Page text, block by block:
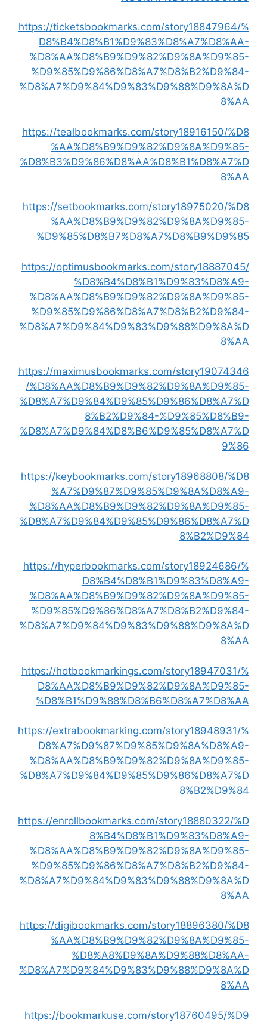
https://ticketsbookmarks.com/story18847964/%
D8%B4%D8%B1%D9%83%D8%A7%D8%AA-
%D8%AA%D8%B9%D9%82%D9%8A%D9%85-
%D9%85%D9%86%D8%A7%D8%B2%D9%84-
%D8%A7%D9%84%D9%83%D9%88%D9%8A%D
8%AA
https://tealbookmarks.com/story18916150/%D8
%AA%D8%B9%D9%82%D9%8A%D9%85-
%D8%B3%D9%86%D8%AA%D8%B1%D8%A7%D
8%AA
https://setbookmarks.com/story18975020/%D8
%AA%D8%B9%D9%82%D9%8A%D9%85-
%D9%85%D8%B7%D8%A7%D8%B9%D9%85
https://optimusbookmarks.com/story18887045/
%D8%B4%D8%B1%D9%83%D8%A9-
%D8%AA%D8%B9%D9%82%D9%8A%D9%85-
%D9%85%D9%86%D8%A7%D8%B2%D9%84-
%D8%A7%D9%84%D9%83%D9%88%D9%8A%D
8%AA
https://maximusbookmarks.com/story19074346
/%D8%AA%D8%B9%D9%82%D9%8A%D9%85-
%D8%A7%D9%84%D9%85%D9%86%D8%A7%D
8%B2%D9%84-%D9%85%D8%B9-
%D8%A7%D9%84%D8%B6%D9%85%D8%A7%D
9%86
https://keybookmarks.com/story18968808/%D8
%A7%D9%87%D9%85%D9%8A%D8%A9-
%D8%AA%D8%B9%D9%82%D9%8A%D9%85-
%D8%A7%D9%84%D9%85%D9%86%D8%A7%D
8%B2%D9%84
https://hyperbookmarks.com/story18924686/%
D8%B4%D8%B1%D9%83%D8%A9-
%D8%AA%D8%B9%D9%82%D9%8A%D9%85-
%D9%85%D9%86%D8%A7%D8%B2%D9%84-
%D8%A7%D9%84%D9%83%D9%88%D9%8A%D
8%AA
https://hotbookmarkings.com/story18947031/%
D8%AA%D8%B9%D9%82%D9%8A%D9%85-
%D8%B1%D9%88%D8%B6%D8%A7%D8%AA
https://extrabookmarking.com/story18948931/%
D8%A7%D9%87%D9%85%D9%8A%D8%A9-
%D8%AA%D8%B9%D9%82%D9%8A%D9%85-
%D8%A7%D9%84%D9%85%D9%86%D8%A7%D
8%B2%D9%84
https://enrollbookmarks.com/story18880322/%D
8%B4%D8%B1%D9%83%D8%A9-
%D8%AA%D8%B9%D9%82%D9%8A%D9%85-
%D9%85%D9%86%D8%A7%D8%B2%D9%84-
%D8%A7%D9%84%D9%83%D9%88%D9%8A%D
8%AA
https://digibookmarks.com/story18896380/%D8
%AA%D8%B9%D9%82%D9%8A%D9%85-
%D8%A8%D9%8A%D9%88%D8%AA-
%D8%A7%D9%84%D9%83%D9%88%D9%8A%D
8%AA
https://bookmarkuse.com/story18760495/%D9